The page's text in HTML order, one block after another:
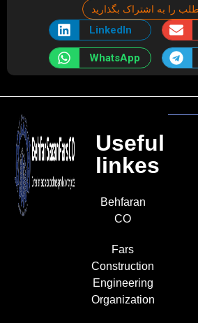
را به اشتراک بگذارید
LinkedIn
WhatsApp
Useful
linkes
Behfaran
CO
Fars
Construction
Engineering
Organization